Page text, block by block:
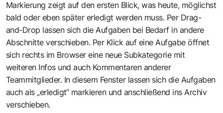
Markierung zeigt auf den ersten Blick, was heute, möglichst
bald oder eben später erledigt werden muss. Per Drag-
and-Drop lassen sich die Aufgaben bei Bedarf in andere
Abschnitte verschieben. Per Klick auf eine Aufgabe öffnet
sich rechts im Browser eine neue Subkategorie mit
weiteren Infos und auch Kommentaren anderer
Teammitglieder. In diesem Fenster lassen sich die Aufgaben
auch als „erledigt“ markieren und anschließend ins Archiv
verschieben.